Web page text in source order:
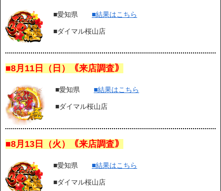
■愛知県 ■結果はこちら
■ダイマル桜山店
■8月11日（日）｟来店調査｠
■愛知県 ■結果はこちら
■ダイマル桜山店
■8月13日（火）｟来店調査｠
■愛知県 ■結果はこちら
■ダイマル桜山店